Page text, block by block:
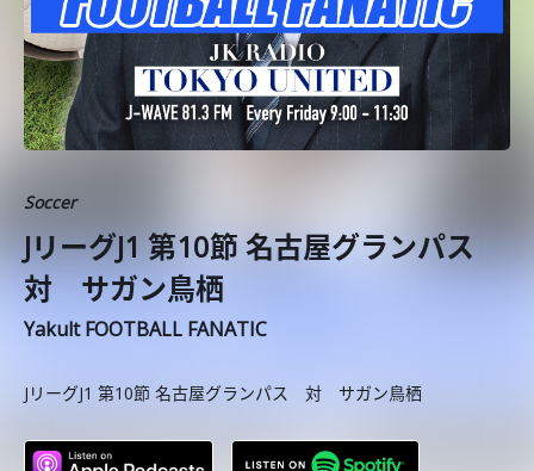
Soccer
JリーグJ1 第10節 名古屋グランパス
対 サガン鳥栖
Yakult FOOTBALL FANATIC
JリーグJ1 第10節 名古屋グランパス 対 サガン鳥栖